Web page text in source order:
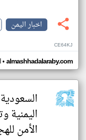
اخبار اليمن
CE64KJ
• almashhadalaraby.com
الأمن